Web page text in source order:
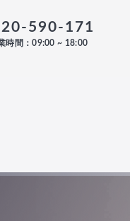
590-171
時間：09:00 ~ 18:00